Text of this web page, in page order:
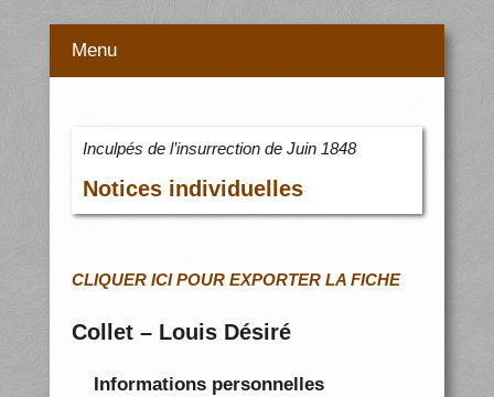
Menu
Inculpés de l’insurrection de Juin 1848
Notices individuelles
CLIQUER ICI POUR EXPORTER LA FICHE
Collet – Louis Désiré
Informations personnelles